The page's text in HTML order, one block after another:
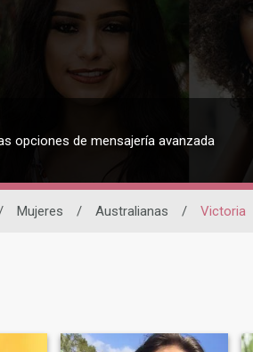
opciones de mensajería avanzada
Mujeres / Australianas / Victoria